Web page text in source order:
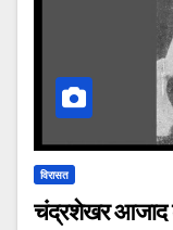
विरासत
चंद्रशेखर आजाद